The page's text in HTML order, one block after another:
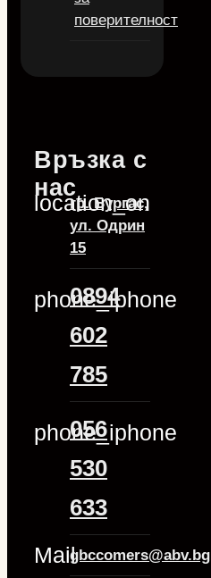
поверителност
Връзка с
нас
location_on
гр. Бургас,
ул. Одрин
15
phone_iphone
0894
602
785
phone_iphone
056
530
633
Mailgbccomers@abv.bg